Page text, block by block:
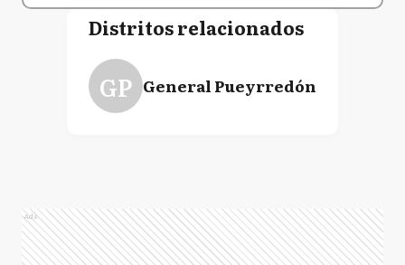
Distritos relacionados
GP General Pueyrredón
Ads